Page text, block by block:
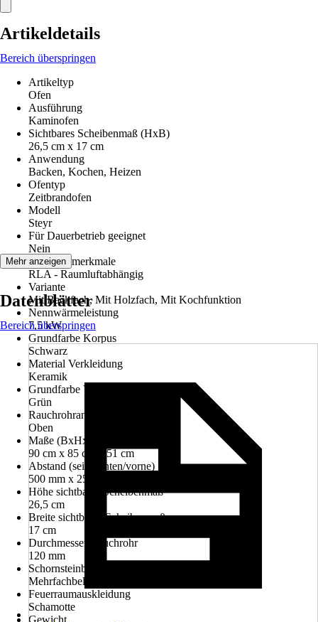
Artikeldetails
Bereich überspringen
Artikeltyp
Ofen
Ausführung
Kaminofen
Sichtbares Scheibenmaß (HxB)
26,5 cm x 17 cm
Anwendung
Backen, Kochen, Heizen
Ofentyp
Zeitbrandofen
Modell
Steyr
Für Dauerbetrieb geeignet
Nein
Leistungsmerkmale
RLA - Raumluftabhängig
Variante
Mit Backfach, Mit Holzfach, Mit Kochfunktion
Nennwärmeleistung
7,5 kW
Grundfarbe Korpus
Schwarz
Material Verkleidung
Keramik
Grundfarbe Verkleidung
Grün
Rauchrohranschluss
Oben
Maße (BxHxT)
90 cm x 85 cm x 51 cm
Abstand (seite/hinten/vorne)
500 mm x 250 mm x 800 mm
Höhe sichtbares Scheibenmaß
26,5 cm
Breite sichtbares Scheibenmaß
17 cm
Durchmesser Rauchrohr
120 mm
Schornsteinbelegung
Mehrfachbelegung
Feuerraumauskleidung
Schamotte
Gewicht
Mehr anzeigen
Datenblätter
Bereich überspringen